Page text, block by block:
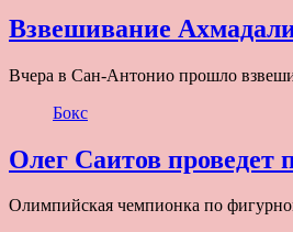
Взвешивание
Вчера в Сан-Антонио прошло
Бокс
Олег Саитов проведет
Олимпийская чемпионка по